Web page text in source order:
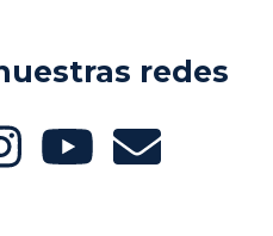
redes